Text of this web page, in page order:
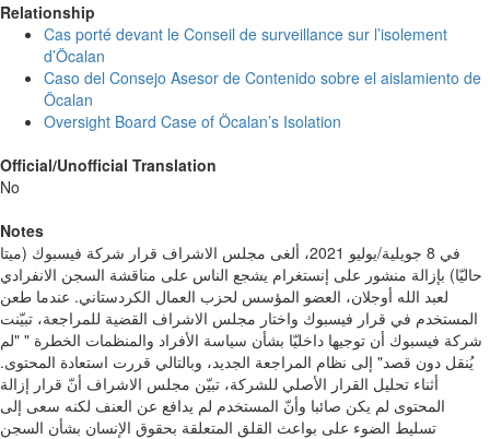
Relationship
Cas porté devant le Conseil de surveillance sur l’isolement
d’Öcalan
Caso del Consejo Asesor de Contenido sobre el aislamiento de
Öcalan
Oversight Board Case of Öcalan’s Isolation
Official/Unofficial Translation
No
Notes
في 8 جويلية/يوليو 2021، ألغى مجلس الاشراف قرار شركة فيسبوك (ميتا
حاليّا) بإزالة منشور على إنستغرام يشجع الناس على مناقشة السجن الانفرادي
لعبد الله أوجلان، العضو المؤسس لحزب العمال الكردستاني. عندما طعن
المستخدم في قرار فيسبوك واختار مجلس الاشراف القضية للمراجعة، تبيّنت
شركة فيسبوك أن توجيها داخليّا بشأن سياسة الأفراد والمنظمات الخطرة " "لم
يُنقل دون قصد" إلى نظام المراجعة الجديد، وبالتالي قررت استعادة المحتوى.
أثناء تحليل القرار الأصلي للشركة، تبيّن مجلس الاشراف أنّ قرار إزالة
المحتوى لم يكن صائبا وأنّ المستخدم لم يدافع عن العنف لكنه سعى إلى
تسليط الضوء على بواعث القلق المتعلقة بحقوق الإنسان بشأن السجن